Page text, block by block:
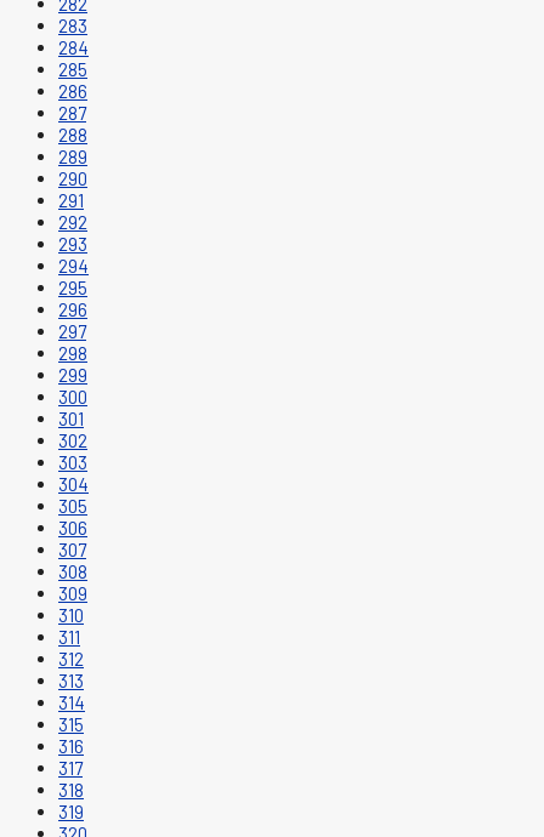
283
284
285
286
287
288
289
290
291
292
293
294
295
296
297
298
299
300
301
302
303
304
305
306
307
308
309
310
311
312
313
314
315
316
317
318
319